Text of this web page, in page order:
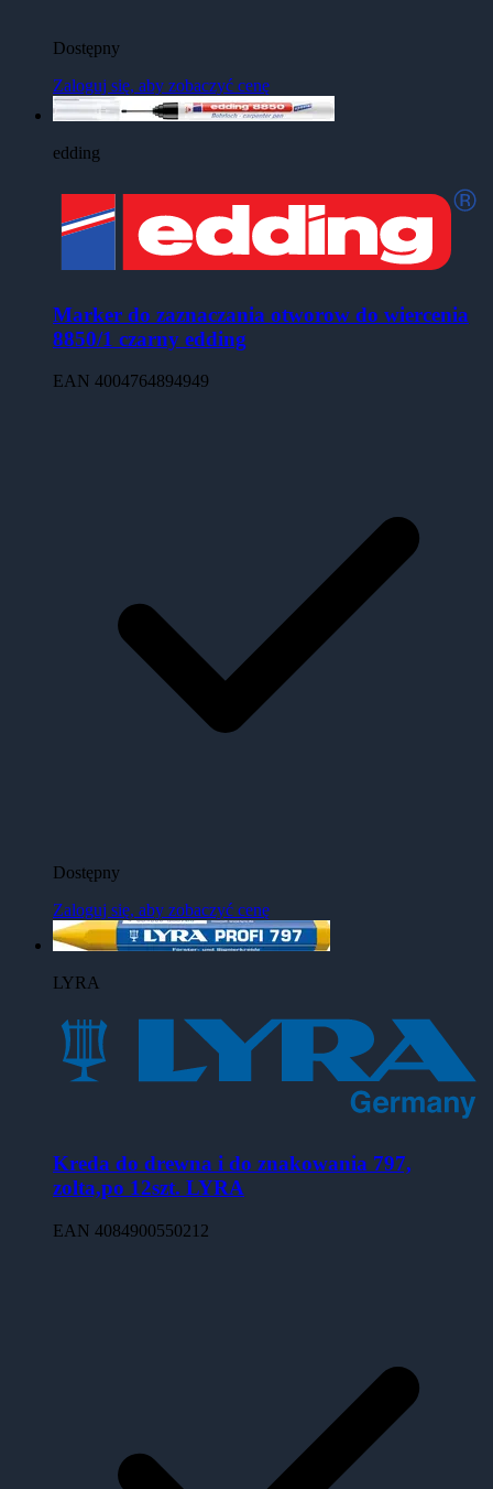
Dostępny
Zaloguj się, aby zobaczyć cenę
edding
Marker do zaznaczania otworow do wiercenia
8850/1 czarny edding
EAN 4004764894949
Dostępny
Zaloguj się, aby zobaczyć cenę
LYRA
Kreda do drewna i do znakowania 797,
zolta,po 12szt. LYRA
EAN 4084900550212